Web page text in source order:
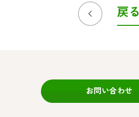
戻る
お問い合わせ